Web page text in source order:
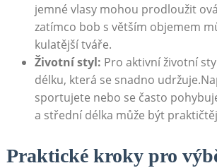
jemné vlasy mohou prodloužit
zatímco bob s větším objemem
kulatější tváře.
Životní styl: Pro aktivní životní
délku, která se snadno
sportujete nebo se často
a střední délka může být
Praktické kroky pro